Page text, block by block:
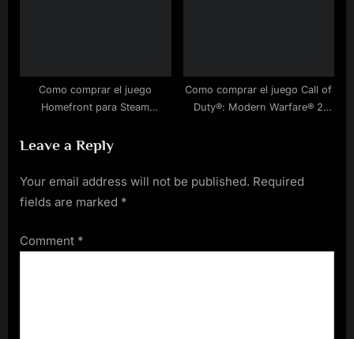
Como comprar el juego
Homefront para Steam
Como comprar el juego Call of
Duty®: Modern Warfare® 2
Leave a Reply
Your email address will not be published. Required
fields are marked *
Comment *